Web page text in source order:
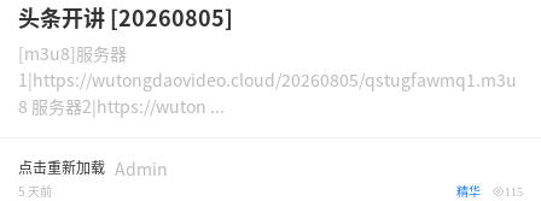
头条开讲 [20260805]
[m3u8]服务器
1|https://wutongdaovideo.cloud/20260805/qstugfawmq1.m3u
8 服务器2|https://wuton ...
点击重新加载 Admin
5 天前 115
精华